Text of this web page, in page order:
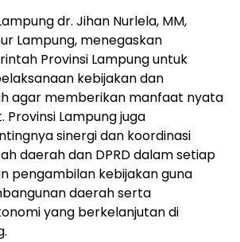
dr. Jihan Nurlela, MM,
Lampung, menegaskan
Provinsi Lampung untuk
kebijakan dan
agar memberikan manfaat nyata
Lampung juga
sinergi dan koordinasi
daerah dan DPRD dalam setiap
pengambilan kebijakan guna
daerah serta
yang berkelanjutan di